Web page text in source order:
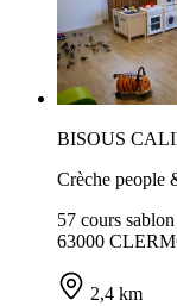
BISOUS
Crèche people
57 cours sablon
63000
2,4 km